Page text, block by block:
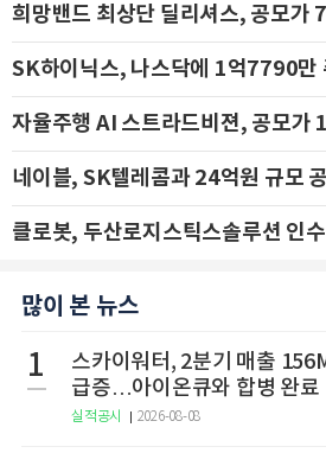
네이블, SK텔레콤과 24억원 규모
많이 본 뉴스
1
스카이워터, 2분기 매출
급증…아이온큐와 합병 완료
실적공시 2026-08-08